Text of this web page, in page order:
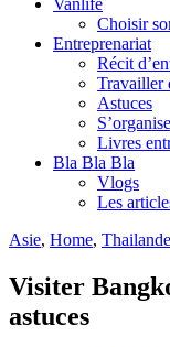
Vanlife
Choisir
Entreprenariat
Récit
Travailler
Astuces
Livres
Bla Bla Bla
Vlogs
Les
Asie, Home, Thailande
Visiter
astuces